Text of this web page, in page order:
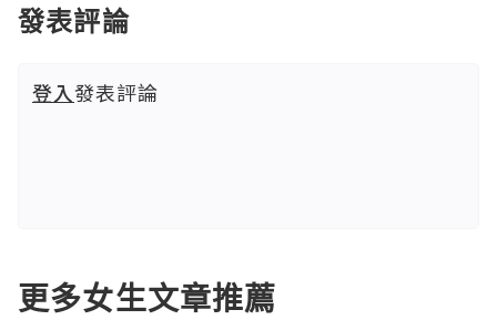
發表評論
登入發表評論
更多女生文章推薦